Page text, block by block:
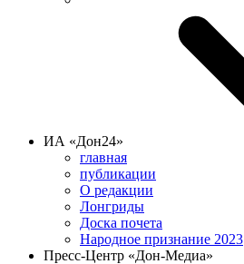
ИА «Дон24»
главная
публикации
О редакции
Лонгриды
Доска почета
Народное признание 2023
Пресс-Центр «Дон-Медиа»